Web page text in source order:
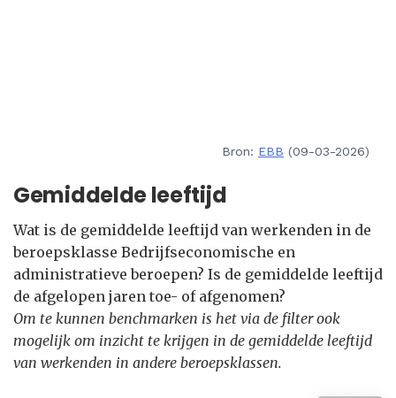
Bron: EBB (09-03-2026)
Gemiddelde leeftijd
Wat is de gemiddelde leeftijd van werkenden in de
beroepsklasse Bedrijfseconomische en
administratieve beroepen? Is de gemiddelde leeftijd
de afgelopen jaren toe- of afgenomen?
Om te kunnen benchmarken is het via de filter ook
mogelijk om inzicht te krijgen in de gemiddelde leeftijd
van werkenden in andere beroepsklassen.